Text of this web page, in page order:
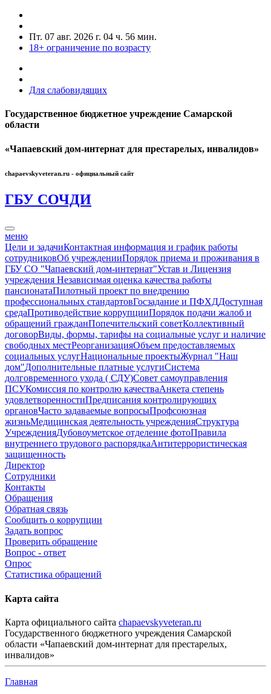
Пт. 07 авг. 2026 г. 04 ч. 56 мин.
18+ ограничение по возрасту
Для слабовидящих
Государственное бюджетное учреждение Самарской
области
«Чапаевский дом-интернат для престарелых, инвалидов»
chapaevskyveteran.ru - официальный сайт
ГБУ СОЧДИ
меню
Цели и задачиКонтактная информация и график работы
сотрудниковОб учрежденииПорядок приема и проживания в
ГБУ СО "Чапаевский дом-интернат"Устав и Лицензия
учреждения Независимая оценка качества работы
пансионатаПилотный проект по внедрению
профессиональных стандартовГосзадание и ПФХДДоступная
средаПротиводействие коррупцииПорядок подачи жалоб и
обращений гражданПопечительский советКоллективный
договорВиды, формы, тарифы на социальные услуг и наличие
свободных местРеорганизацияОбъем предоставляемых
социальных услугНациональные проектыЖурнал "Наш
дом"Дополнительные платные услугиСистема
долговременного ухода ( СДУ)Совет самоуправления
ПСУКомиссия по контролю качестваАнкета степень
удовлетворенностиПредписания контролирующих
органовЧасто задаваемые вопросыПрофсоюзная
жизньМедицинская деятельность учрежденияСтруктура
УчрежденияДубовоуметское отделение фотоПравила
внутреннего трудового распорядкаАнтитеррористическая
защищенность
Директор
Сотрудники
Контакты
Обращения
Обратная связь
Сообщить о коррупции
Задать вопрос
Проверить обращение
Вопрос - ответ
Опрос
Статистика обращений
Карта сайта
Карта официального сайта chapaevskyveteran.ru
Государственного бюджетного учреждения Самарской
области «Чапаевский дом-интернат для престарелых,
инвалидов»
Главная